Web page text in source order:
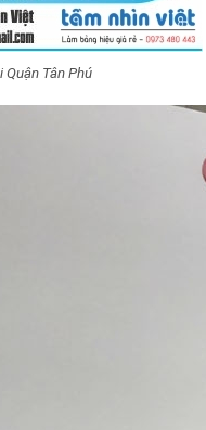
Quận Tân Phú